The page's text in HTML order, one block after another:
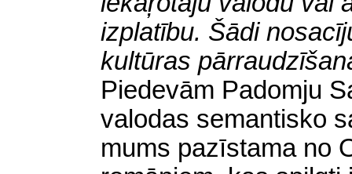
izplatību. Šādi
kultūras
Piedevām Padomju
valodas semantisko
mums pazīstama no